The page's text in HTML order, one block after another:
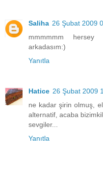
Saliha 26 Şubat 2009
mmmmmm hersey
arkadasım:)
Yanıtla
Hatice 26 Şubat 2009
ne kadar şirin olmuş,
alternatif, acaba
sevgiler...
Yanıtla